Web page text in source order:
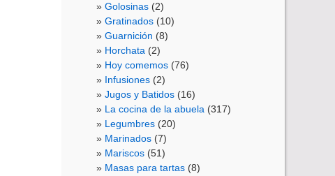
Golosinas (2)
Gratinados (10)
Guarnición (8)
Horchata (2)
Hoy comemos (76)
Infusiones (2)
Jugos y Batidos (16)
La cocina de la abuela (317)
Legumbres (20)
Marinados (7)
Mariscos (51)
Masas para tartas (8)